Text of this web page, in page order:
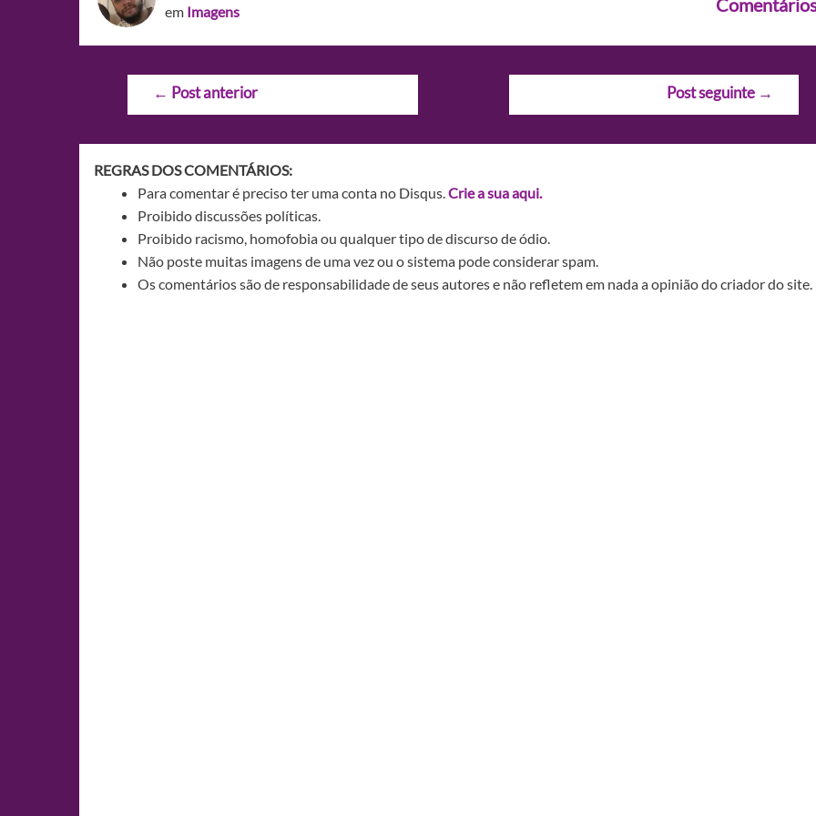
em Imagens
Navegação
← Post anterior Post seguinte →
REGRAS DOS COMENTÁRIOS:
Para comentar é preciso ter uma conta no Disqus.Crie a sua aqui.
Proibido discussões políticas.
Proibido racismo, homofobia ou qualquer tipo de discurso de ódio.
Não poste muitas imagens de uma vez ou o sistema pode considerar spam.
Os comentários são de responsabilidade de seus autores e não refletem em nada a opinião do criador do site.